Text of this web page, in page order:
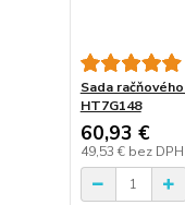
Sada
HT7G148
60,93 €
49,53 € bez DPH